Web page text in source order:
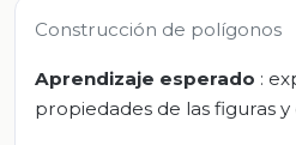
Construcción de polígonos
Aprendizaje esperado :
propiedades de las figuras